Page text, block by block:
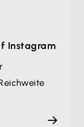
Instagram